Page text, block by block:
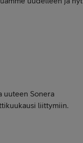
uuteen Sonera
liittymiin.